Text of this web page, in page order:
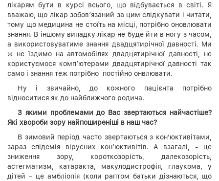
лікарям бути в курсі всього, що відбувається в світі. Я
вважаю, що лікар зобов’язаний за цим слідкувати і читати,
тому що медицина не стоїть на місці, потрібно оновлювати
знання. В іншому випадку лікар не буде йти в ногу з часом,
а використовуватиме знання двадцятирічної давності. Ми
ж не їздимо на автомобілях двадцятирічної давності, не
користуємося комп’ютерами двадцятирічної давності так
само і знання теж потрібно постійно онвлювати.
Ну і звичайно, до кожного пацієнта потрібно
відноситися як до найближчого родича.
З якими проблемами до Вас звертаються найчастіше?
Які хвороби зору найпоширеніші в наш час?
В зимовий період часто звертаються з кон’юктивітами,
зараз епідемія вірусних кон’юктивітів. А взагалі, - це
зниження зору, короткозорість, далекозорість,
астегматизм, катаракта, макулодистрофія, глаукома, у
дітей – це амбліопія (коли раптом батьки дізнаються, що